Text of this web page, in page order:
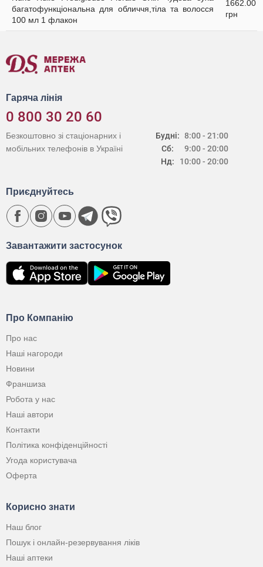
багатофункціональна для обличчя,тіла та волосся
100 мл 1 флакон
1662.00
грн
Гаряча лінія
0 800 30 20 60
Будні:
Сб:
Нд:
8:00 - 21:00
9:00 - 20:00
10:00 - 20:00
Безкоштовно зі стаціонарних і
мобільних телефонів в Україні
Про Компанію
Про нас
Наші нагороди
Новини
Франшиза
Робота у нас
Наші автори
Контакти
Політика конфіденційності
Угода користувача
Оферта
Корисно знати
Наш блог
Пошук і онлайн-резервування ліків
Наші аптеки
Завантажити застосунок
Приєднуйтесь